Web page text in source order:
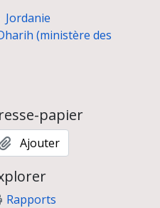
d'Alain Chambon, février 1995
de Damas, février 2005
Jordanie
(ministère des
papier
Ajouter
Rapports